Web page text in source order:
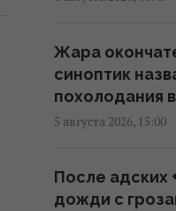
цели для
11:44 четверг, 06
11:43 четверг, 06
Жара
синоптик
похолодания
5 августа 2026, 15:00
После адских
дожди с